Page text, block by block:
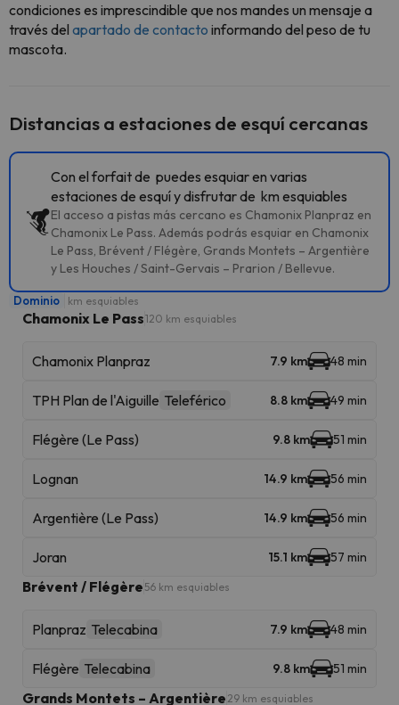
condiciones es imprescindible que nos mandes un mensaje a
través del apartado de contacto informando del peso de tu
mascota.
Distancias a estaciones de esquí cercanas
Con el forfait de puedes esquiar en varias
estaciones de esquí y disfrutar de km esquiables
El acceso a pistas más cercano es Chamonix Planpraz en
Chamonix Le Pass. Además podrás esquiar en Chamonix
Le Pass, Brévent / Flégère, Grands Montets – Argentière
y Les Houches / Saint-Gervais – Prarion / Bellevue.
Dominio km esquiables
Chamonix Le Pass120 km esquiables
Chamonix Planpraz 7.9 km 48 min
TPH Plan de l'Aiguille Teleférico 8.8 km 49 min
Flégère (Le Pass) 9.8 km 51 min
Lognan 14.9 km 56 min
Argentière (Le Pass) 14.9 km 56 min
Joran 15.1 km 57 min
Brévent / Flégère 56 km esquiables
Planpraz Telecabina 7.9 km 48 min
Flégère Telecabina 9.8 km 51 min
Grands Montets – Argentière 29 km esquiables